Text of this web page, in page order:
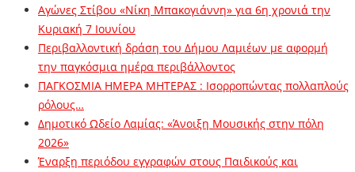
Αγώνες Στίβου «Νίκη Μπακογιάννη» για 6η χρονιά την
Κυριακή 7 Ιουνίου
Περιβαλλοντική δράση του Δήμου Λαμιέων με αφορμή
την παγκόσμια ημέρα περιβάλλοντος
ΠΑΓΚΟΣΜΙΑ ΗΜΕΡΑ ΜΗΤΕΡΑΣ : Ισορροπώντας πολλαπλούς
ρόλους…
Δημοτικό Ωδείο Λαμίας: «Άνοιξη Μουσικής στην πόλη
2026»
Έναρξη περιόδου εγγραφών στους Παιδικούς και